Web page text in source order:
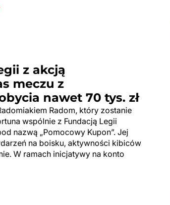
z akcją
meczu z
nawet 70 tys. zł
Radom, który zostanie
wspólnie z Fundacją Legii
nazwą „Pomocowy Kupon”. Jej
na boisku, aktywności kibiców
W ramach inicjatywy na konto